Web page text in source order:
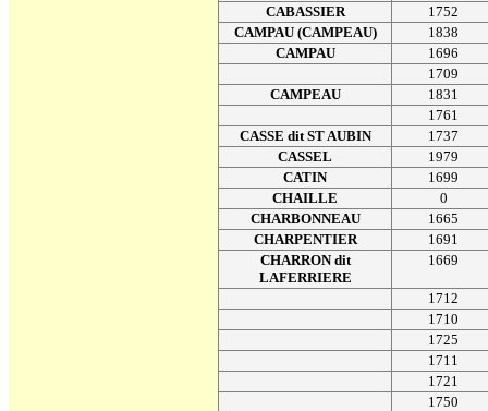
CABASSIER
1752
CAMPAU (CAMPEAU)
1838
CAMPAU
1696
1709
CAMPEAU
1831
1761
CASSE dit ST AUBIN
1737
CASSEL
1979
CATIN
1699
CHAILLE
0
CHARBONNEAU
1665
CHARPENTIER
1691
CHARRON dit
LAFERRIERE
1669
1712
1710
1725
1711
1721
1750